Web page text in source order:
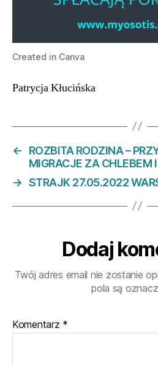
Created in Canva
Patrycja Kłucińska
←
ROZBITA RODZINA –
MIGRACJE ZA CHLEBEM
→ STRAJK 27.05.2022
Dodaj
Twój adres email nie zostanie
pola są
Komentarz *